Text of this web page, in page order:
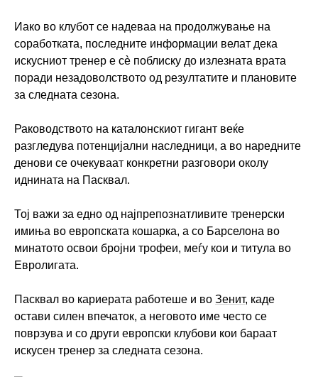
Иако во клубот се надеваа на продолжување на
соработката, последните информации велат дека
искусниот тренер е сè поблиску до излезната врата
поради незадоволството од резултатите и плановите
за следната сезона.
Раководството на каталонскиот гигант веќе
разгледува потенцијални наследници, а во наредните
денови се очекуваат конкретни разговори околу
иднината на Пасквал.
Тој важи за едно од најпрепознатливите тренерски
имиња во европската кошарка, а со Барселона во
минатото освои бројни трофеи, меѓу кои и титула во
Евролигата.
Пасквал во кариерата работеше и во Зенит, каде
остави силен впечаток, а неговото име често се
поврзува и со други европски клубови кои бараат
искусен тренер за следната сезона.